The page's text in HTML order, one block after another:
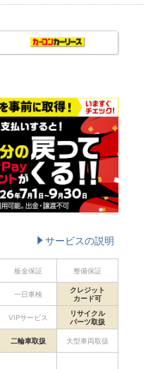
サービスの説明
板金保証 整備保証
一日車検
クレジット
カード可
VIPサービス
リサイクル
パーツ取扱
二輪車取扱 大型車両取扱